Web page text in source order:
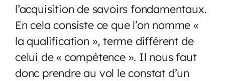
l’acquisition de savoirs fondamentaux.
En cela consiste ce que l’on nomme «
la qualification », terme différent de
celui de « compétence ». Il nous faut
donc prendre au vol le constat d’un